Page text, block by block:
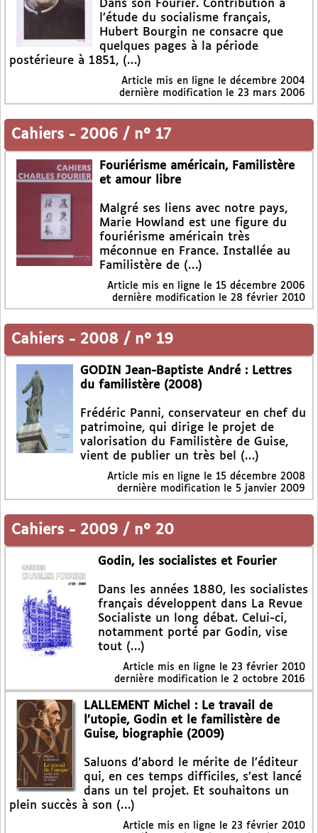
Dans son Fourier. Contribution à
l’étude du socialisme français,
Hubert Bourgin ne consacre que
quelques pages à la période
postérieure à 1851, (…)
Article mis en ligne le décembre 2004
dernière modification le 23 mars 2006
Cahiers - 2006 / n° 17
Fouriérisme américain, Familistère
et amour libre
Malgré ses liens avec notre pays,
Marie Howland est une figure du
fouriérisme américain très
méconnue en France. Installée au
Familistère de (…)
Article mis en ligne le 15 décembre 2006
dernière modification le 28 février 2010
Cahiers - 2008 / n° 19
GODIN Jean-Baptiste André : Lettres
du familistère (2008)
Frédéric Panni, conservateur en chef du
patrimoine, qui dirige le projet de
valorisation du Familistère de Guise,
vient de publier un très bel (…)
Article mis en ligne le 15 décembre 2008
dernière modification le 5 janvier 2009
Cahiers - 2009 / n° 20
Godin, les socialistes et Fourier
Dans les années 1880, les socialistes
français développent dans La Revue
Socialiste un long débat. Celui-ci,
notamment porté par Godin, vise
tout (…)
Article mis en ligne le 23 février 2010
dernière modification le 2 octobre 2016
LALLEMENT Michel : Le travail de
l’utopie, Godin et le familistère de
Guise, biographie (2009)
Saluons d’abord le mérite de l’éditeur
qui, en ces temps difficiles, s’est lancé
dans un tel projet. Et souhaitons un
plein succès à son (…)
Article mis en ligne le 23 février 2010